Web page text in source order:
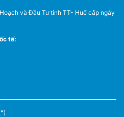
và Đầu Tư tỉnh TT- Huế cấp ngày
tế: